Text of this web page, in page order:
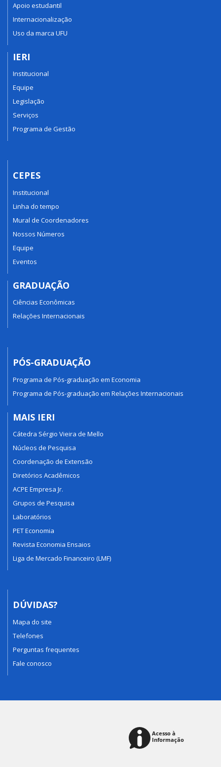
Apoio estudantil
Internacionalização
Uso da marca UFU
IERI
Institucional
Equipe
Legislação
Serviços
Programa de Gestão
CEPES
Institucional
Linha do tempo
Mural de Coordenadores
Nossos Números
Equipe
Eventos
GRADUAÇÃO
Ciências Econômicas
Relações Internacionais
PÓS-GRADUAÇÃO
Programa de Pós-graduação em Economia
Programa de Pós-graduação em Relações Internacionais
MAIS IERI
Cátedra Sérgio Vieira de Mello
Núcleos de Pesquisa
Coordenação de Extensão
Diretórios Acadêmicos
ACPE Empresa Jr.
Grupos de Pesquisa
Laboratórios
PET Economia
Revista Economia Ensaios
Liga de Mercado Financeiro (LMF)
DÚVIDAS?
Mapa do site
Telefones
Perguntas frequentes
Fale conosco